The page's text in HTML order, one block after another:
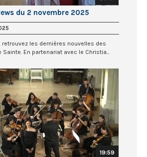
du 2 novembre 2025
retrouvez les dernières nouvelles des
Sainte. En partenariat avec le Christia...
19:59